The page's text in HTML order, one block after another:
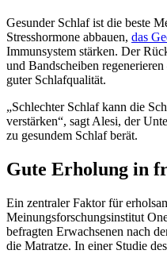
Gesunder Schlaf ist die beste
Stresshormone abbauen, das
Immunsystem stärken. Der
und Bandscheiben
guter Schlafqualität.
„Schlechter Schlaf kann die
verstärken“, sagt Alesi, der
zu gesundem Schlaf berät.
Gute Erholung in
Ein zentraler Faktor für
Meinungsforschungsinstitut
befragten Erwachsenen nach
die Matratze. In einer Studie